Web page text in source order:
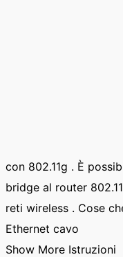
con 802.11g . È
bridge al router
reti wireless . Cose
Ethernet cavo
Show More Istruzioni